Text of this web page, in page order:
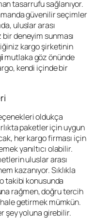
tasarrufu sağlanıyor.
güvenilir seçimler
uluslar arası
deneyim sunması
kargo şirketinin
mutlaka göz önünde
kendi içinde bir
oldukça
paketler için uygun
her kargo firması için
yanıltıcı olabilir.
uluslar arası
kazanıyor. Sıklıkla
takibi konusunda
rağmen, doğru tercih
getirmek mümkün.
şey yoluna girebilir.